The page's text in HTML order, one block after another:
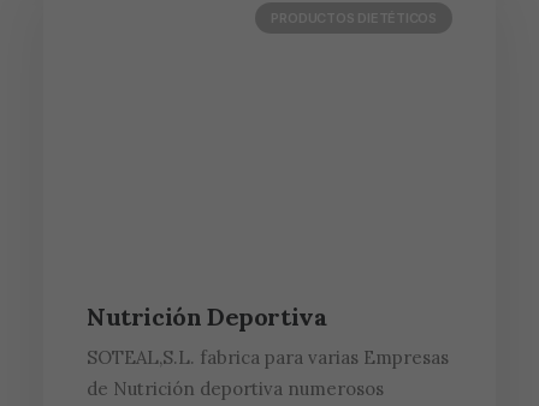
PRODUCTOS DIETÉTICOS
Nutrición Deportiva
SOTEAL,S.L. fabrica para varias Empresas
de Nutrición deportiva numerosos